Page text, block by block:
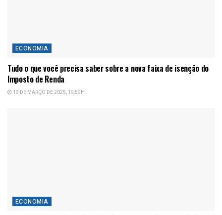
ECONOMIA
Tudo o que você precisa saber sobre a nova faixa de isenção do
Imposto de Renda
19 DE MARÇO DE 2025, 19:59H
ECONOMIA